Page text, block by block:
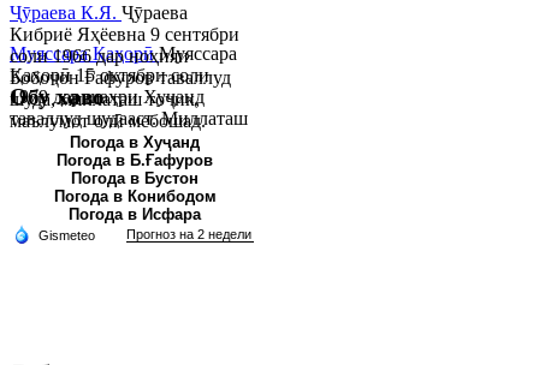
Муяссара ҚаҳорӣМуяссара
Қаҳорӣ 15 октябри соли
1979 дар шаҳри Хуҷанд
таваллуд шудааст. Миллаташ
тоҷик. Маълумот олӣ. Соли
2002 Донишгоҳи давлатии
Хуҷанд ба...
Ҷӯраева К.Я. Ҷӯраева
Кибриё Яҳёевна 9 сентябри
соли 1966 дар ноҳияи
Бобоҷон Ғафуров таваллуд
шуда, миллаташ тоҷик,
маълумот олӣ мебошад.
Соли 1997 Донишг...
Обу хаво
Погода в Хуҷанд
Погода в Б.Ғафуров
Погода в Бустон
Погода в Конибодом
Погода в Исфара